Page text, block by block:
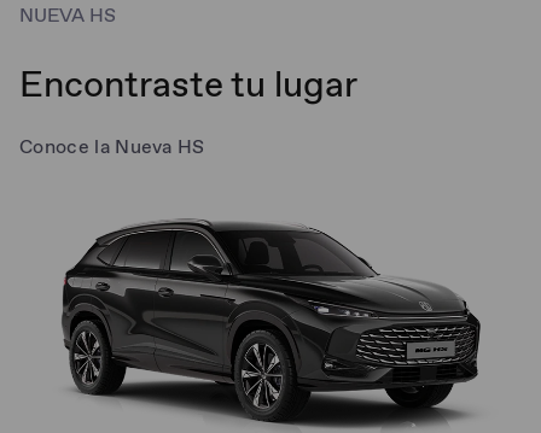
NUEVA HS
Encontraste tu lugar
Conoce la Nueva HS